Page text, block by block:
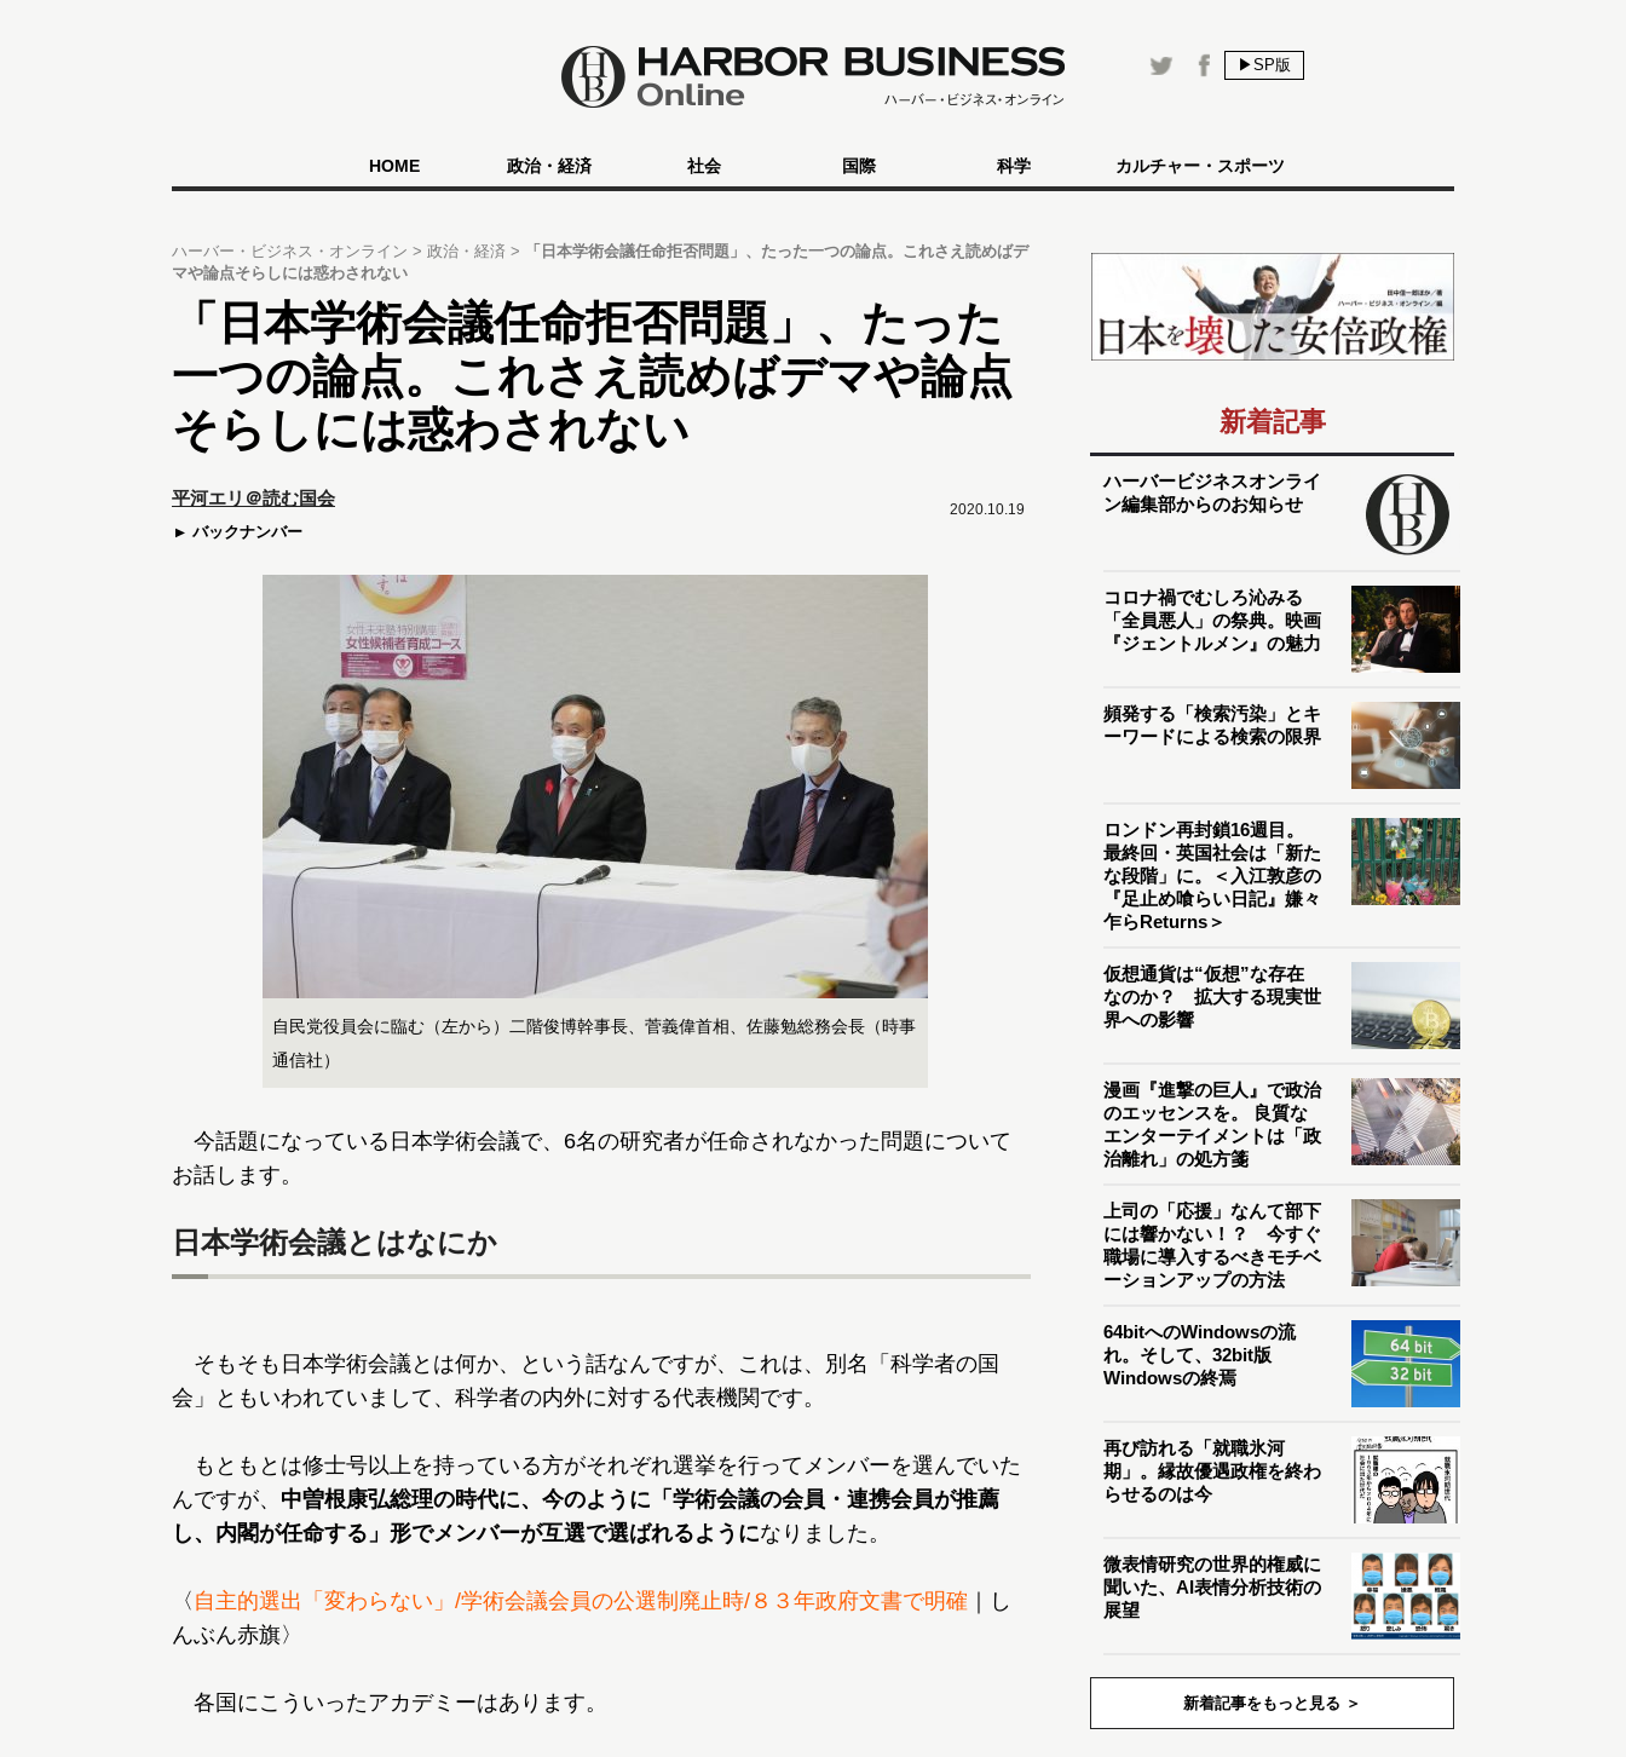
▶SP版
HOME 政治・経済 社会 国際 科学 カルチャー・スポーツ
ハーバー・ビジネス・オンライン 政治・経済
「日本学術会議任命拒否問題」、たった一つの論点。これさえ読めばデ
マや論点そらしには惑わされない
「日本学術会議任命拒否問題」、たった
一つの論点。これさえ読めばデマや論点
そらしには惑わされない
2020.10.19
平河エリ＠読む国会
バックナンバー
自民党役員会に臨む（左から）二階俊博幹事長、菅義偉首相、佐藤勉総務会長（時事
通信社）
今話題になっている日本学術会議で、6名の研究者が任命されなかった問題について
お話します。
日本学術会議とはなにか
そもそも日本学術会議とは何か、という話なんですが、これは、別名「科学者の国
会」ともいわれていまして、科学者の内外に対する代表機関です。
もともとは修士号以上を持っている方がそれぞれ選挙を行ってメンバーを選んでいた
んですが、 中曽根康弘総理の時代に、今のように「学術会議の会員・連携会員が推薦
し、内閣が任命する」形でメンバーが互選で選ばれるようになりました。
〈 自主的選出「変わらない」/学術会議会員の公選制廃止時/８３年政府文書で明確 ｜し
んぶん赤旗〉
各国にこういったアカデミーはあります。
新着記事
ハーバービジネスオンライ
ン編集部からのお知らせ
コロナ禍でむしろ沁みる
「全員悪人」の祭典。映画
『ジェントルメン』の魅力
頻発する「検索汚染」とキ
ーワードによる検索の限界
ロンドン再封鎖16週目。
最終回・英国社会は「新た
な段階」に。＜入江敦彦の
『足止め喰らい日記』嫌々
乍らReturns＞
仮想通貨は“仮想”な存在
なのか？ 拡大する現実世
界への影響
漫画『進撃の巨人』で政治
のエッセンスを。 良質な
エンターテイメントは「政
治離れ」の処方箋
上司の「応援」なんて部下
には響かない！？ 今すぐ
職場に導入するべきモチベ
ーションアップの方法
64bitへのWindowsの流
れ。そして、32bit版
Windowsの終焉
再び訪れる「就職氷河
期」。縁故優遇政権を終わ
らせるのは今
微表情研究の世界的権威に
聞いた、AI表情分析技術の
展望
新着記事をもっと見る